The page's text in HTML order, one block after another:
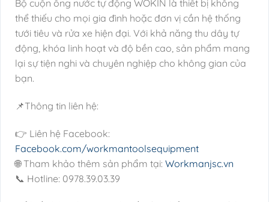
Bộ cuộn ống nước tự động WOKIN là thiết bị không
thể thiếu cho mọi gia đình hoặc đơn vị cần hệ thống
tưới tiêu và rửa xe hiện đại. Với khả năng thu dây tự
động, khóa linh hoạt và độ bền cao, sản phẩm mang
lại sự tiện nghi và chuyên nghiệp cho không gian của
bạn.
📌Thông tin liên hệ:
👉 Liên hệ Facebook:
Facebook.com/workmantoolsequipment
🌐 Tham khảo thêm sản phẩm tại: Workmanjsc.vn
📞 Hotline: 0978.39.03.39